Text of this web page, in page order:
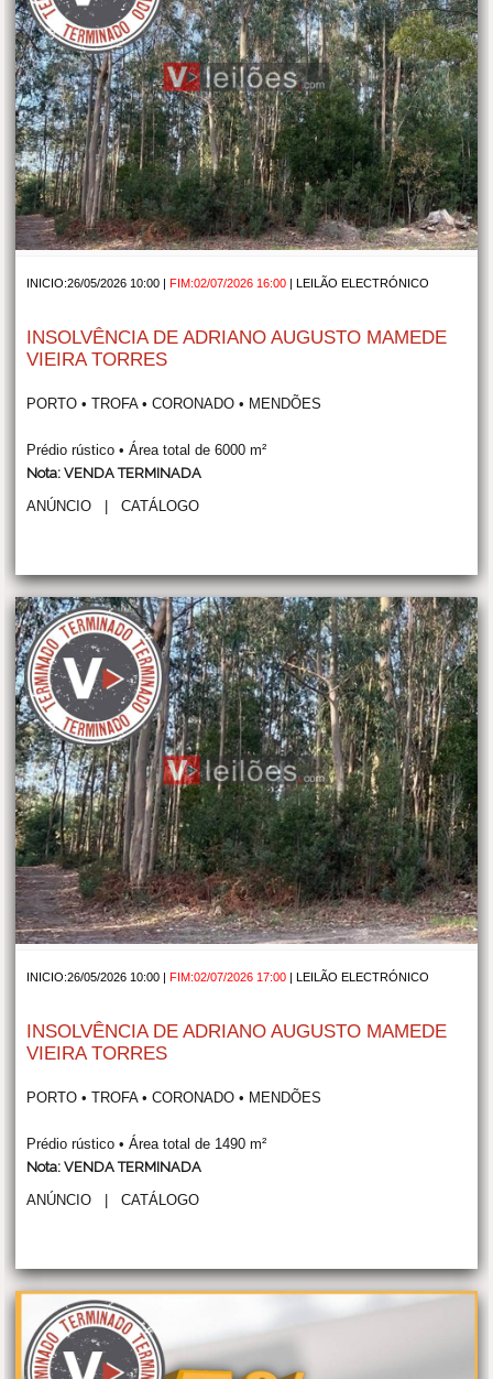
INICIO:26/05/2026 10:00 | FIM:02/07/2026 16:00 LEILÃO ELECTRÓNICO
INSOLVÊNCIA DE ADRIANO AUGUSTO MAMEDE
VIEIRA TORRES
PORTO • TROFA • CORONADO • MENDÕES
Prédio rústico • Área total de 6000 m²
Nota: VENDA TERMINADA
ANÚNCIO |CATÁLOGO
INICIO:26/05/2026 10:00 |FIM:02/07/2026 17:00 |LEILÃO ELECTRÓNICO
INSOLVÊNCIA DE ADRIANO AUGUSTO MAMEDE
VIEIRA TORRES
PORTO • TROFA • CORONADO • MENDÕES
Prédio rústico • Área total de 1490 m²
Nota: VENDA TERMINADA
ANÚNCIO |CATÁLOGO